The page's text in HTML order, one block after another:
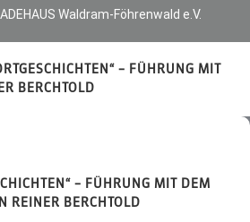
Waldram-Föhrenwald e.V.
– FÜHRUNG MIT
BERCHTOLD
– FÜHRUNG MIT DEM
REINER BERCHTOLD